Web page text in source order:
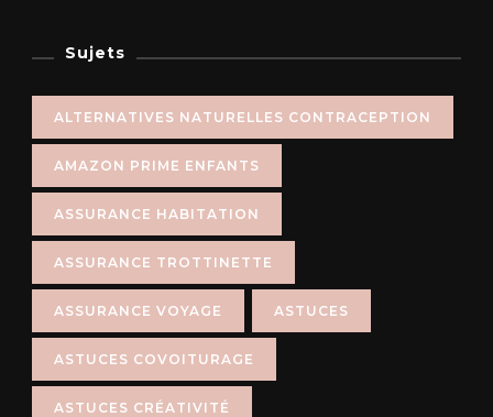
Sujets
ALTERNATIVES NATURELLES CONTRACEPTION
AMAZON PRIME ENFANTS
ASSURANCE HABITATION
ASSURANCE TROTTINETTE
ASSURANCE VOYAGE ASTUCES
ASTUCES COVOITURAGE
ASTUCES CRÉATIVITÉ